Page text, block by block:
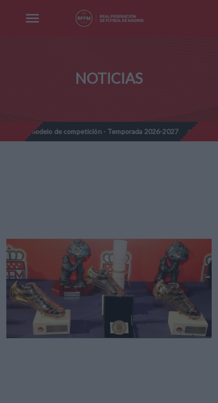
NOTICIAS
de competición - Temporada 2026-2027 // Nota Informativa